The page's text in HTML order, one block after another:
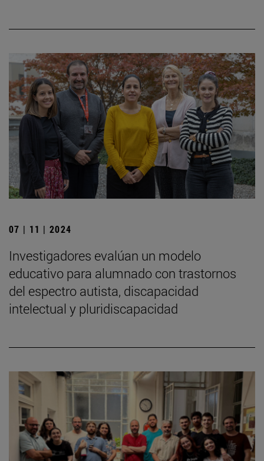
07 | 11 | 2024
Investigadores evalúan un modelo
educativo para alumnado con trastornos
del espectro autista, discapacidad
intelectual y pluridiscapacidad